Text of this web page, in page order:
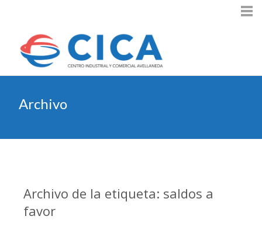
Archivo
Archivo de la etiqueta: saldos a
favor